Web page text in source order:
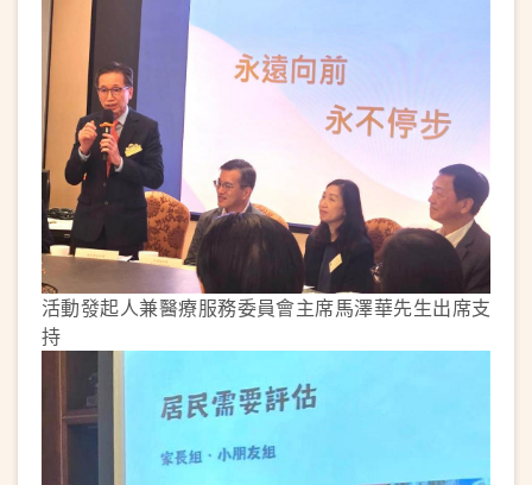
活動發起人兼醫療服務委員會主席馬澤華先生出席支
持